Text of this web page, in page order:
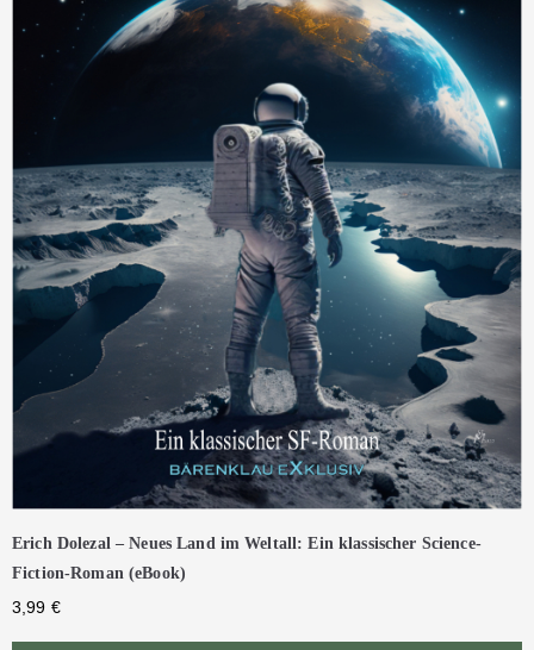
Erich Dolezal – Neues Land im Weltall: Ein klassischer Science-
Fiction-Roman (eBook)
3,99 €